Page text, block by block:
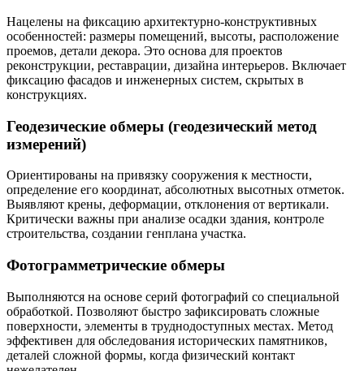
Нацелены на фиксацию архитектурно-конструктивных
особенностей: размеры помещений, высоты, расположение
проемов, детали декора. Это основа для проектов
реконструкции, реставрации, дизайна интерьеров. Включает
фиксацию фасадов и инженерных систем, скрытых в
конструкциях.
Геодезические обмеры (геодезический метод
измерений)
Ориентированы на привязку сооружения к местности,
определение его координат, абсолютных высотных отметок.
Выявляют крены, деформации, отклонения от вертикали.
Критически важны при анализе осадки здания, контроле
строительства, создании генплана участка.
Фотограмметрические обмеры
Выполняются на основе серий фотографий со специальной
обработкой. Позволяют быстро зафиксировать сложные
поверхности, элементы в труднодоступных местах. Метод
эффективен для обследования исторических памятников,
деталей сложной формы, когда физический контакт